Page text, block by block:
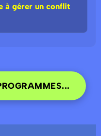
à gérer un conflit